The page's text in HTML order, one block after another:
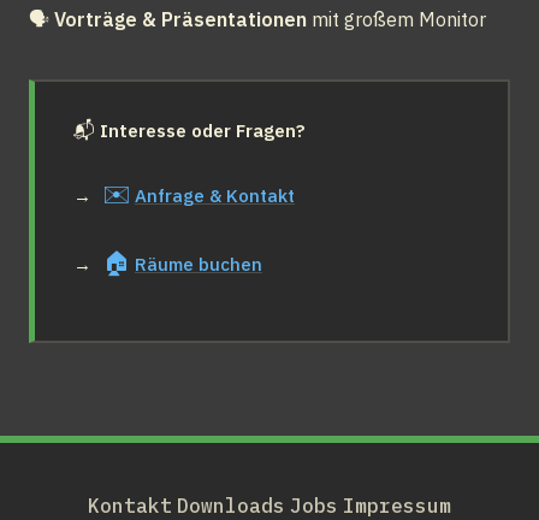
🗣️ Vorträge & Präsentationen mit großem Monitor
📬 Interesse oder Fragen?
→ ✉️ Anfrage & Kontakt
→ 🏠 Räume buchen
Kontakt Downloads Jobs Impressum